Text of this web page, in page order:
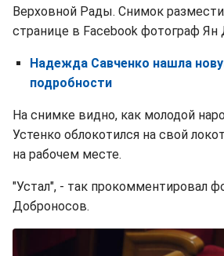
Верховной Рады. Снимок
странице в Facebook фотограф Ян
Надежда Савченко нашла
подробности
На снимке видно, как молодой
Устенко облокотился на свой
на рабочем месте.
"Устал", - так прокомментировал
Доброносов.